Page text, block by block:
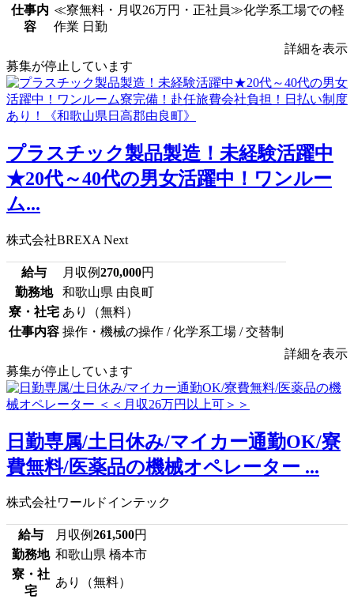
仕事内
容
≪寮無料・月収26万円・正社員≫化学系工場での軽
作業 日勤
詳細を表示
募集が停止しています
プラスチック製品製造！未経験活躍中
★20代～40代の男女活躍中！ワンルー
ム...
株式会社BREXA Next
給与 月収例270,000円
勤務地
和歌山県 由良町
寮・社宅 あり（無料）
仕事内容 操作・機械の操作 / 化学系工場 / 交替制
詳細を表示
募集が停止しています
日勤専属/土日休み/マイカー通勤OK/寮
費無料/医薬品の機械オペレーター ...
株式会社ワールドインテック
給与 月収例261,500円
勤務地 和歌山県 橋本市
寮・社
宅
あり（無料）